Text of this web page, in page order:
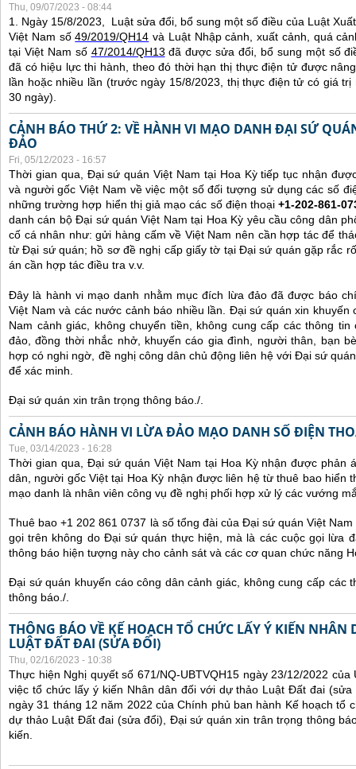
Thu, 09/07/2023 - 08:44
1. Ngày 15/8/2023, Luật sửa đổi, bổ sung một số điều của Luật
Việt Nam số49/2019/QH14 và Luật Nhập cảnh, xuất cảnh, quá
tại Việt Nam số 47/2014/QH13 đã được sửa đổi, bổ sung một số
đã có hiệu lực thi hành, theo đó thời hạn thị thực điện tử được
lần hoặc nhiều lần (trước ngày 15/8/2023, thị thực điện tử có giá
30 ngày).
CẢNH BÁO THỨ 2: VỀ HÀNH VI MẠO DANH ĐẠI SỨ
ĐẢO
Fri, 05/12/2023 - 16:57
Thời gian qua, Đại sứ quán Việt Nam tại Hoa Kỳ tiếp tục nhận
và người gốc Việt Nam về việc một số đối tượng sử dụng các số
những trường hợp hiển thị giả mạo các số điện thoại+1-202-861-
danh cán bộ Đại sứ quán Việt Nam tại Hoa Kỳ yêu cầu công dân
cố cá nhân như: gửi hàng cấm về Việt Nam nên cần hợp tác để
từ Đại sứ quán; hồ sơ đề nghị cấp giấy tờ tại Đại sứ quán gặp rắc
án cần hợp tác điều tra v.v.
Đây là hành vi mạo danh nhằm mục đích lừa đảo đã được báo
Việt Nam và các nước cảnh báo nhiều lần. Đại sứ quán xin khuyến
Nam cảnh giác, không chuyển tiền, không cung cấp các thông
đảo, đồng thời nhắc nhở, khuyến cáo gia đình, người thân, bạn
hợp có nghi ngờ, đề nghị công dân chủ động liên hệ với Đại sứ
để xác minh.
Đại sứ quán xin trân trọng thông báo./.
CẢNH BÁO HÀNH VI LỪA ĐẢO MẠO DANH SỐ ĐIỆN
Tue, 03/14/2023 - 16:28
Thời gian qua, Đại sứ quán Việt Nam tại Hoa Kỳ nhận được phản
dân, người gốc Việt tại Hoa Kỳ nhận được liên hệ từ thuê bao hiển
mạo danh là nhân viên công vụ đề nghị phối hợp xử lý các vướng
Thuê bao +1 202 861 0737 là số tổng đài của Đại sứ quán Việt
gọi trên không do Đại sứ quán thực hiện, mà là các cuộc gọi lừa
thông báo hiện tượng này cho cảnh sát và các cơ quan chức năng
Đại sứ quán khuyến cáo công dân cảnh giác, không cung cấp các
thông báo./.
THÔNG BÁO VỀ KẾ HOẠCH TỔ CHỨC LẤY Ý KIẾN
LUẬT ĐẤT ĐAI (SỬA ĐỔI)
Thu, 02/16/2023 - 10:38
Thực hiện Nghị quyết số 671/NQ-UBTVQH15 ngày 23/12/2022
việc tổ chức lấy ý kiến Nhân dân đối với dự thảo Luật Đất đai (sửa
ngày 31 tháng 12 năm 2022 của Chính phủ ban hành Kế hoạch tổ
dự thảo Luật Đất đai (sửa đổi), Đại sứ quán xin trân trọng thông
kiến.